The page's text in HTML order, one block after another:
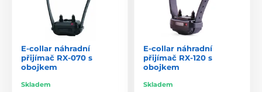
E-collar náhradní
přijímač RX-070 s
obojkem
Skladem
E-collar náhradní
přijímač RX-120 s
obojkem
Skladem